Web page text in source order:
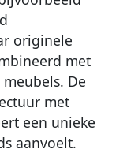
originele
met
De
met
een unieke
aanvoelt.